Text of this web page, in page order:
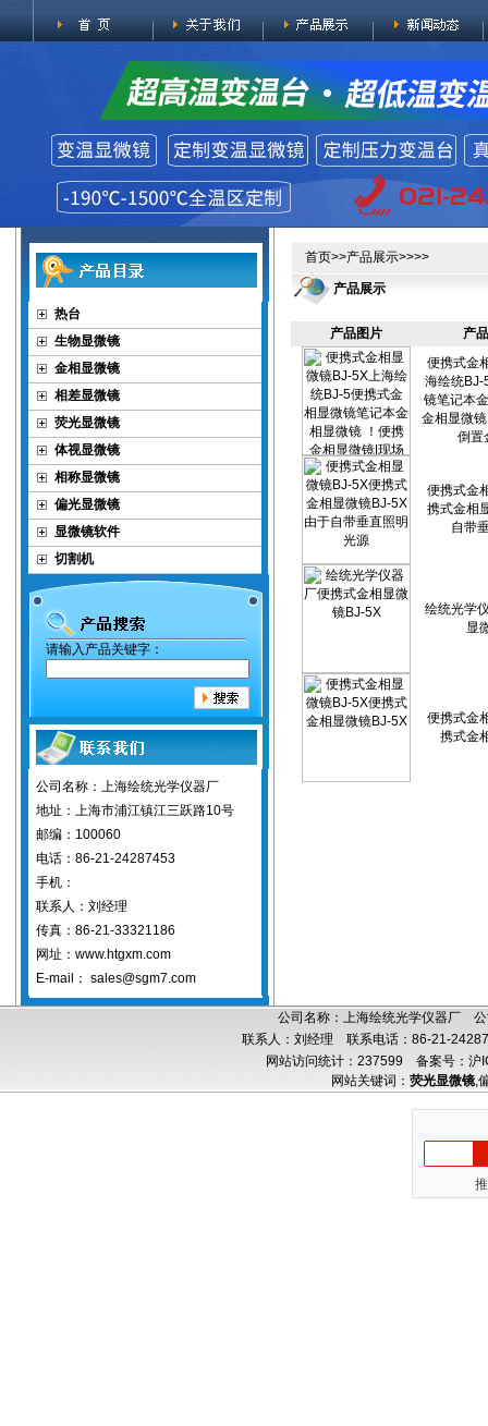
热台
生物显微镜
金相显微镜
相差显微镜
荧光显微镜
体视显微镜
相称显微镜
偏光显微镜
显微镜软件
切割机
请输入产品关键字：
公司名称：上海绘统光学仪器厂
地址：上海市浦江镇江三跃路10号
邮编：100060
电话：86-21-24287453
手机：
联系人：刘经理
传真：86-21-33321186
网址：www.htgxm.com
E-mail： sales@sgm7.com
首页>>产品展示>>>>
产品展示
产品图片
产
便携式金
海绘统BJ-
镜笔记本
金相显微
倒置
便携式金
携式金相
自带
绘统光学
显
便携式金
携式金
公司名称：上海绘统光学仪器厂
联系人：刘经理 联系电话：86-21-
网站访问统计：237599 备案号：沪
网站关键词： 荧光显微镜,